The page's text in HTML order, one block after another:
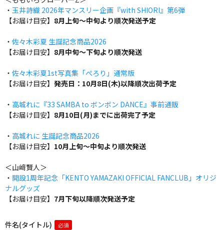
・ 玉井詩織 2026年マンスリー企画『with SHIORI』第6弾
【お届け目安】 8月上旬～中旬より順次発送予定
・ 佐々木彩夏 生誕記念商品2026
【お届け目安】 8月中旬～下旬より順次発送
・ 佐々木彩夏1st写真集「ぺろり」通常版
【お届け目安】 発売日：10月8日(木)以降順次出荷予定
・ 高城れに『33 SAMBA to ボンボン DANCE』事前通販
【お届け目安】 8月10日(月)までに出荷完了予定
・ 高城れに 生誕記念商品2026
【お届け目安】 10月上旬～中旬より順次発送
＜山﨑賢人＞
・ 開設1周年記念「KENTO YAMAZAKI OFFICIAL FANCLUB」オリジ
ナルグッズ
【お届け目安】 7月下旬以降順次発送予定
件名(タイトル)